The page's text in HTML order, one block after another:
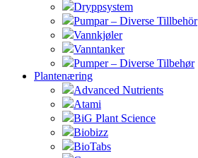
Dryppsystem
Pumpar – Diverse Tillbehör
Vannkjøler
Vanntanker
Pumper – Diverse Tilbehør
Plantenæring
Advanced Nutrients
Atami
BiG Plant Science
Biobizz
BioTabs